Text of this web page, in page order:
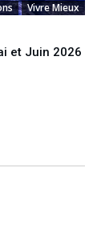
Vivre Mieux
et Juin 2026